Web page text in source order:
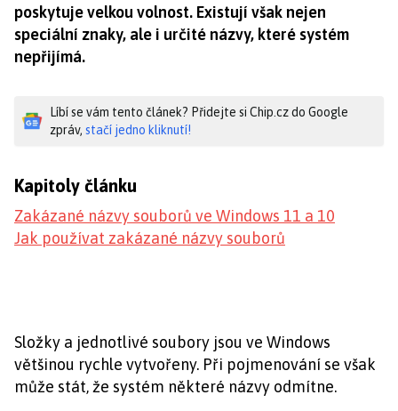
poskytuje velkou volnost. Existují však nejen
speciální znaky, ale i určité názvy, které systém
nepřijímá.
Líbí se vám tento článek? Přidejte si Chip.cz do Google
zpráv, stačí jedno kliknutí!
Kapitoly článku
Zakázané názvy souborů ve Windows 11 a 10
Jak používat zakázané názvy souborů
Složky a jednotlivé soubory jsou ve Windows
většinou rychle vytvořeny. Při pojmenování se však
může stát, že systém některé názvy odmítne.